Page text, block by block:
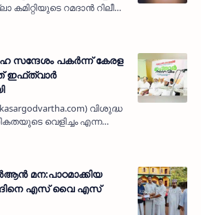
കമിറ്റിയുടെ റമദാന്‍ റിലീഫ്
വിതരണം
കമിറ്റിയുമായി
സന്ദേശം പകര്‍ന്ന് കേരള
ഇഫ്ത്വാര്‍
വിശുദ്ധ
വെളിച്ചം എന്ന
മുസ്ലിം ജമാഅത്
ഭാഗമായി
മന:പാഠമാക്കിയ
എസ് വൈ എസ്